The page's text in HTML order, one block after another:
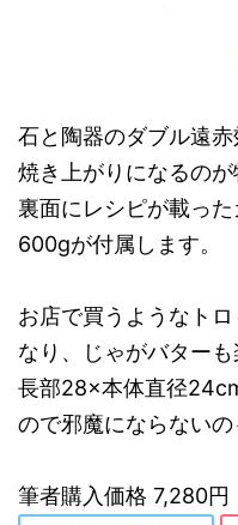
石と陶器のダブル遠
焼き上がりになるのが
裏面にレシピが載っ
600gが付属します。
お店で買うようなト
なり、じゃがバターも
長部28×本体直径
ので邪魔にならないの
筆者購入価格 7,280円